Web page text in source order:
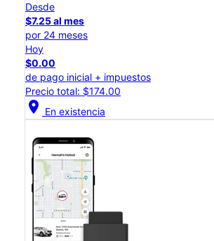
Desde
$7.25 al mes
por 24 meses
Hoy
$0.00
de pago inicial + impuestos
Precio total: $174.00
location_on En existencia